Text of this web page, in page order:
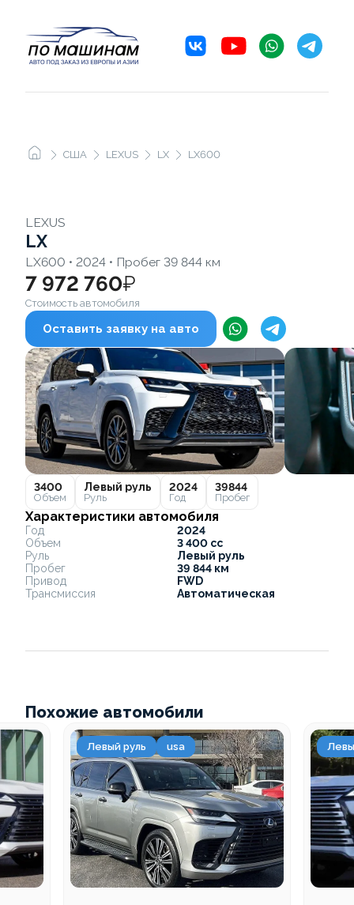
США LEXUS LX LX600
LEXUS
LX
LX600 • 2024 • Пробег 39 844 км
7 972 760₽
Стоимость автомобиля
Оставить заявку на авто
3400
Объем
Левый руль
Руль
2024
Год
39844
Пробег
Характеристики автомобиля
Год
2024
Объем
3 400 cc
Руль
Левый руль
Пробег
39 844 км
Привод
FWD
Трансмиссия
Автоматическая
Похожие автомобили
Левый руль usa